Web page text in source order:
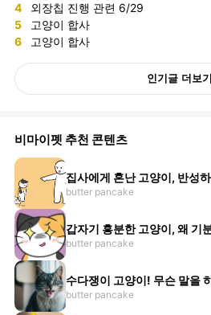
4 외장칩 진행 관련 6/29
5 고양이 합사
6 고양이 합사
인기글 더보기
비마이펫 추천 콘텐츠
집사에게 혼난 고양이, 반성
butter pancake
갑자기 흥분한 고양이, 왜 기
butter pancake
수다쟁이 고양이! 무슨 말을
butter pancake